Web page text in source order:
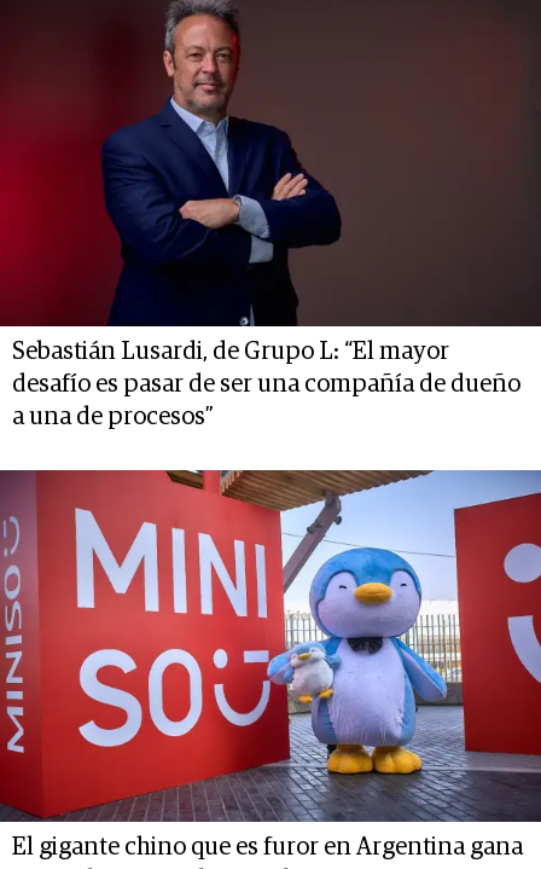
Sebastián Lusardi, de Grupo L: “El mayor
desafío es pasar de ser una compañía de dueño
a una de procesos”
El gigante chino que es furor en Argentina gana